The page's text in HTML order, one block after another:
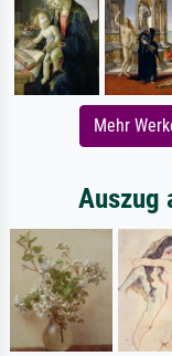
Mehr
Auszug